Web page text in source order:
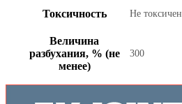
Токсичность Не токсичен
Величина
разбухания, % (не
менее)
300